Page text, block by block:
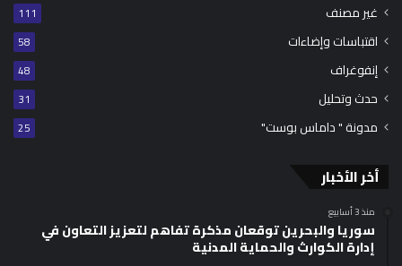
غير مصنف 111
اقتباسات وإضاءات 58
إنفوغراف 48
حدث وتحليل 31
مدونة " داماس بوست" 25
أخر الأخبار
منذ 3 أسابيع
سوريا والبحرين توقعان مذكرة تفاهم لتعزيز التعاون في
إدارة الكوارث والحماية المدنية